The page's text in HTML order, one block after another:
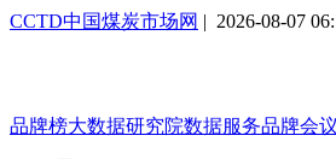
CCTD中国煤炭市场网 | 2026-08-07
品牌榜大数据研究院数据服务品牌会议